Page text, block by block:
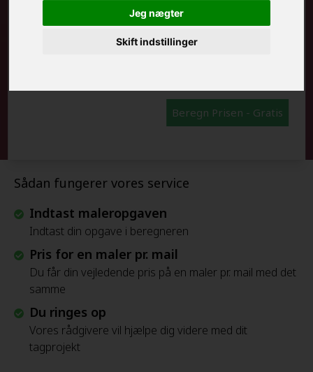
Jeg nægter
Skift indstillinger
Sådan fungerer vores service
Indtast maleropgaven
Indtast din opgave i beregneren
Pris for en maler pr. mail
Du får din vejledende pris på en maler pr. mail med det
samme
Du ringes op
Vores rådgivere vil hjælpe dig videre med dit
tagprojekt
FRAFLYTNINGSPAKKE:
Beregn Prisen - Gratis